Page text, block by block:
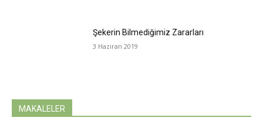
Şekerin Bilmediğimiz Zararları
3 Haziran 2019
MAKALELER